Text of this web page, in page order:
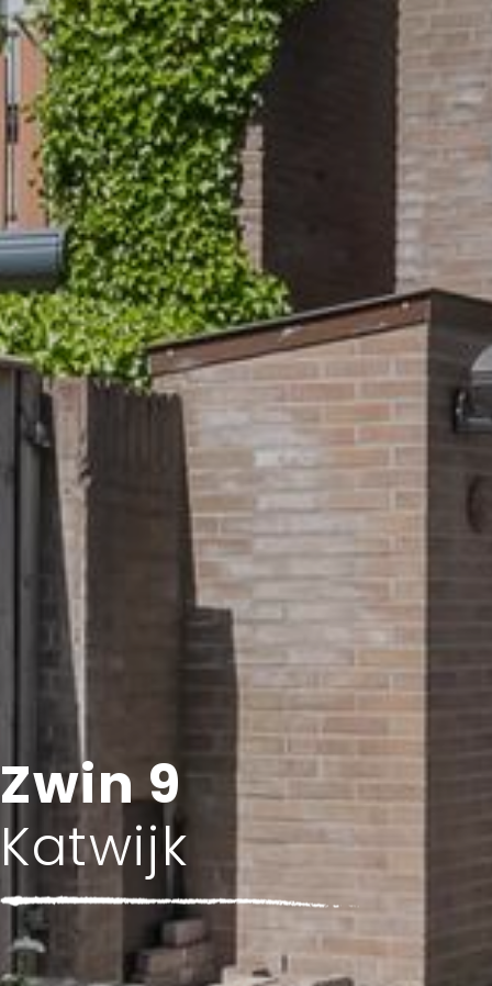
Zwin 9
Katwijk